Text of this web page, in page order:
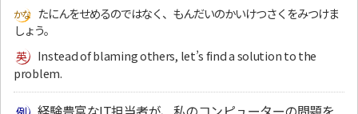
たにんをせめるのではなく、もんだいのかいけつさくをみつけま
しょう。
Instead of blaming others, let’s find a solution to the
problem.